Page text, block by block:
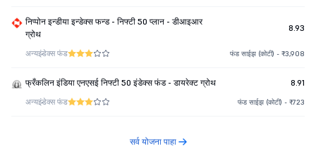
निप्पोन इन्डीया इन्डेक्स फन्ड - निफ्टी 50 प्लान - डीआइआर
ग्रोथ
8.93
अन्यइंडेक्स फंड फंड साईझ (कोटी) - ₹3,908
फ्रँकलिन इंडिया एनएसई निफ्टी 50 इंडेक्स फंड - डायरेक्ट ग्रोथ 8.91
अन्यइंडेक्स फंड फंड साईझ (कोटी) - ₹723
सर्व योजना पाहा